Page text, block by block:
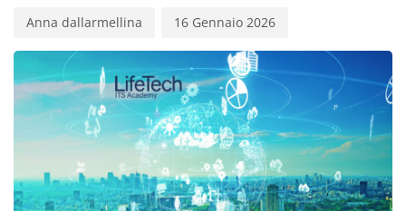
Anna dallarmellina 16 Gennaio 2026